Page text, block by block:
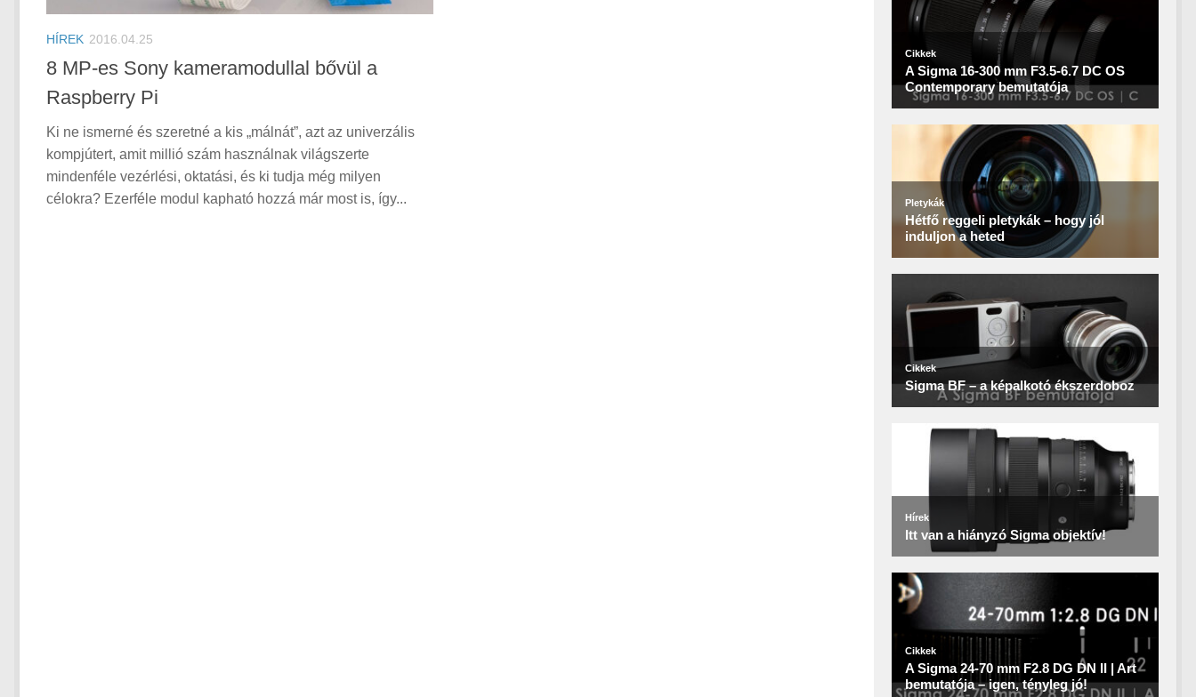
HÍREK 2016.04.25
8 MP-es Sony kameramodullal bővül a
Raspberry Pi
Ki ne ismerné és szeretné a kis „málnát”, azt az univerzális
kompjútert, amit millió szám használnak világszerte
mindenféle vezérlési, oktatási, és ki tudja még milyen
célokra? Ezerféle modul kapható hozzá már most is, így...